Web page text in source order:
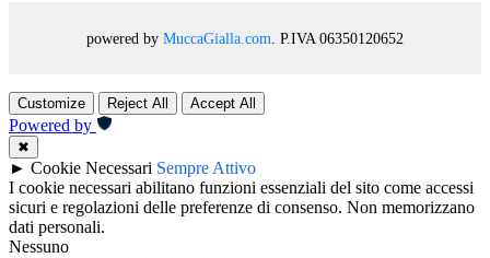
powered by MuccaGialla.com . P.IVA 06350120652
Customize Reject All Accept All
Powered by
✖
► Cookie Necessari Sempre Attivo
I cookie necessari abilitano funzioni essenziali del sito come accessi
sicuri e regolazioni delle preferenze di consenso. Non memorizzano
dati personali.
Nessuno